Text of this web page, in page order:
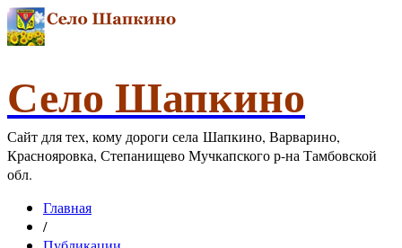
Село Шапкино
Сайт для тех, кому дороги села Шапкино, Варварино,
Краснояровка, Степанищево Мучкапского р-на Тамбовской
обл.
Главная
/